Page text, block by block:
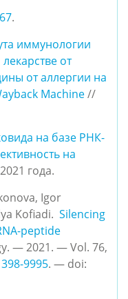
.
иммунологии
от
от аллергии на
Machine //
на базе РНК-
на
года.
Igor
Kofiadi. Silencing
peptide
— 2021. — Vol. 76,
9995. — doi: